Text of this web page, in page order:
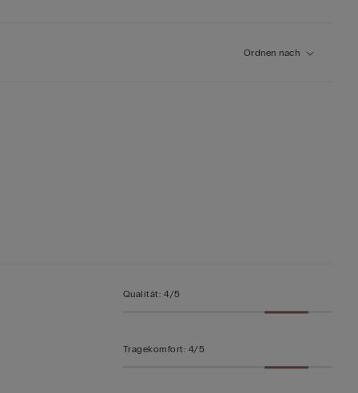
Ordnen nach
Qualität: 4/5
Tragekomfort: 4/5